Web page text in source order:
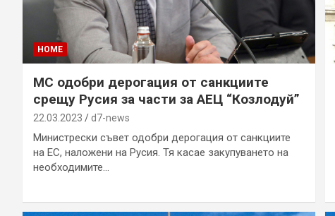
HOME
МС одобри дерогация от санкциите
срещу Русия за части за АЕЦ “Козлодуй”
22.03.2023 d7-news
Министрески съвет одобри дерогация от санкциите
на ЕС, наложени на Русия. Тя касае закупуването на
необходимите…